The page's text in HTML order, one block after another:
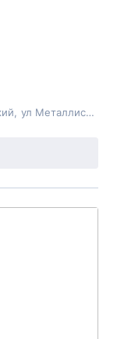
ул Металлистов